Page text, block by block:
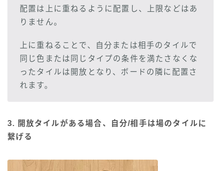
配置は上に重ねるように配置し、上限などはあ
りません。
上に重ねることで、自分または相手のタイルで
同じ色または同じタイプの条件を満たさなくな
ったタイルは開放となり、ボードの隣に配置さ
れます。
3. 開放タイルがある場合、自分/相手は場のタイルに
繋げる